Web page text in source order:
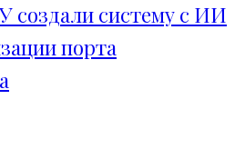
создали систему с ИИ
порта